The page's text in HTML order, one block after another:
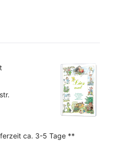
ca. 3-5 Tage **